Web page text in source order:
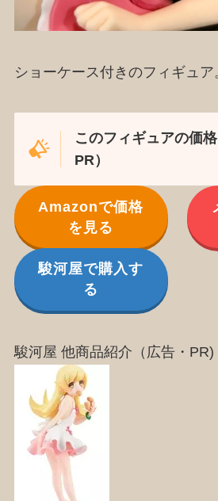
ショーケース付きのフィギュア
このフィギュアの価
PR）
Amazonで価格
を見る
駿河屋で購入す
る
駿河屋 他商品紹介（広告・PR)